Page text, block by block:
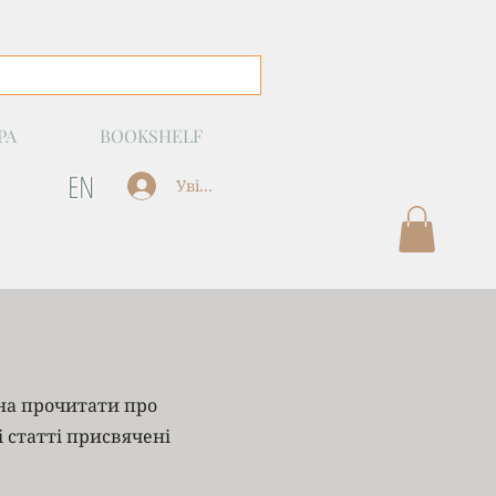
BOOKSHELF
EN Увійти
прочитати про
присвячені